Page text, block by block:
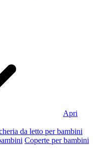
Apri
da letto per bambini
Coperte per bambini